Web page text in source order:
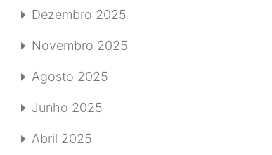
Dezembro 2025
Novembro 2025
Agosto 2025
Junho 2025
Abril 2025